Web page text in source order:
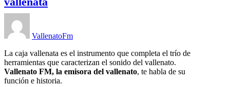
VallenatoFm
La caja vallenata es el instrumento que completa el trío de
herramientas que caracterizan el sonido del vallenato.
Vallenato FM, la emisora del vallenato, te habla de su
función e historia.